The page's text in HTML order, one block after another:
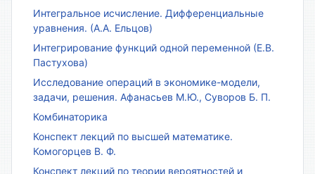
Интегральное исчисление. Дифференциальные
уравнения. (А.А. Ельцов)
Интегрирование функций одной переменной (Е.В.
Пастухова)
Исследование операций в экономике-модели,
задачи, решения. Афанасьев М.Ю., Суворов Б. П.
Комбинаторика
Конспект лекций по высшей математике.
Комогорцев В. Ф.
Конспект лекций по теории вероятностей и